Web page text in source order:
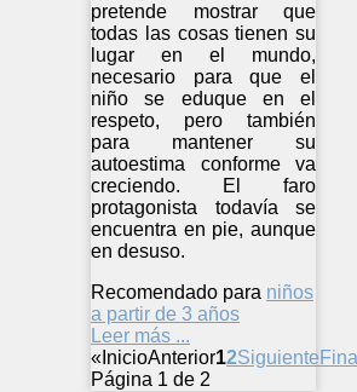
pretende mostrar que
todas las cosas tienen su
lugar en el mundo,
necesario para que el
niño se eduque en el
respeto, pero también
para mantener su
autoestima conforme va
creciendo. El faro
protagonista todavía se
encuentra en pie, aunque
en desuso.
Recomendado para niños
a partir de 3 años
Leer más ...
« InicioAnterior12Siguiente
Página 1 de 2